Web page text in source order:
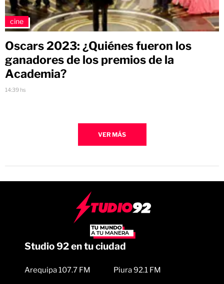
cine
Oscars 2023: ¿Quiénes fueron los
ganadores de los premios de la
Academia?
14:39 hs
VER MÁS
Studio 92 en tu ciudad
Arequipa 107.7 FM Piura 92.1 FM